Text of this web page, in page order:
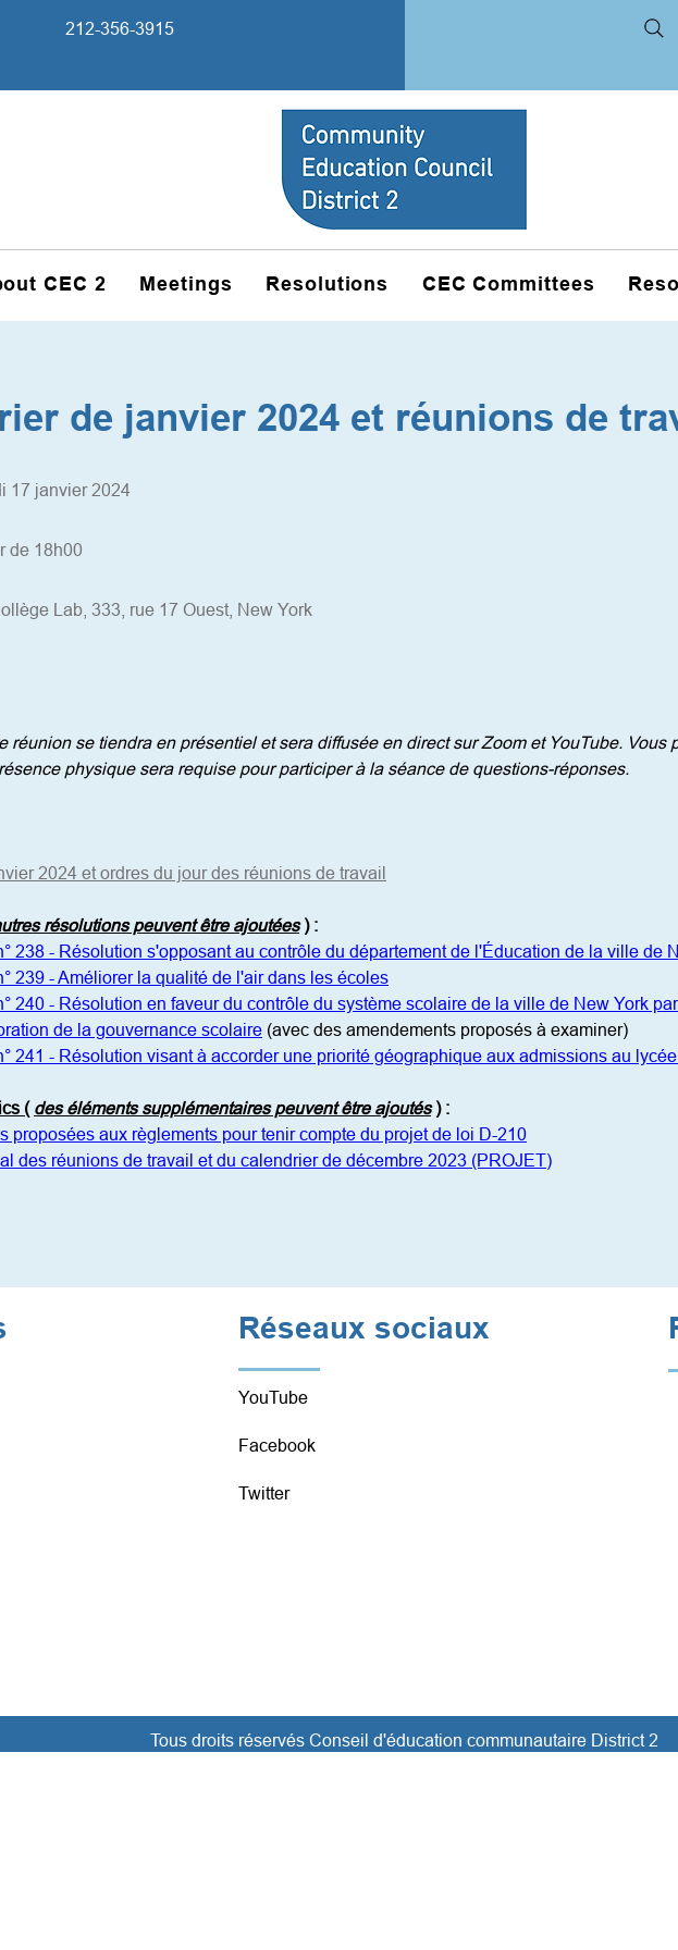
212-356-3915
CEC 2 Meetings Resolutions CEC Committees
de janvier 2024 et réunions de
17 janvier 2024
de 18h00
Lab, 333, rue 17 Ouest, New York
réunion se tiendra en présentiel et sera diffusée en direct sur Zoom et YouTube. Vous
physique sera requise pour participer à la séance de questions-réponses.
2024 et ordres du jour des réunions de travail
résolutions peuvent être ajoutées ) :
238 - Résolution s'opposant au contrôle du département de l'Éducation de la ville de
239 - Améliorer la qualité de l'air dans les écoles
240 - Résolution en faveur du contrôle du système scolaire de la ville de New York
de la gouvernance scolaire (avec des amendements proposés à examiner)
241 - Résolution visant à accorder une priorité géographique aux admissions au
( des éléments supplémentaires peuvent être ajoutés ) :
proposées aux règlements pour tenir compte du projet de loi D-210
des réunions de travail et du calendrier de décembre 2023 (PROJET)
Réseaux sociaux
YouTube
Facebook
Twitter
Tous droits réservés Conseil d'éducation communautaire District 2